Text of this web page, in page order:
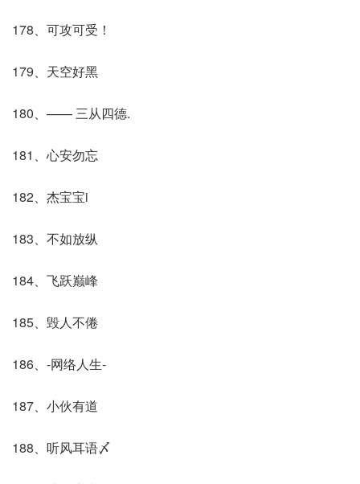
178、可攻可受！
179、天空好黑
180、—— 三从四德.
181、心安勿忘
182、杰宝宝i
183、不如放纵
184、飞跃巅峰
185、毁人不倦
186、-网络人生-
187、小伙有道
188、听风耳语〆